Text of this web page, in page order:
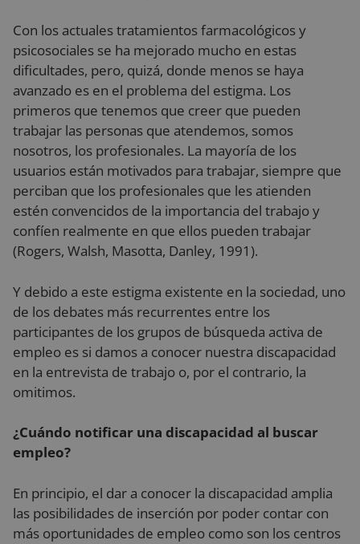
Con los actuales tratamientos farmacológicos y
psicosociales se ha mejorado mucho en estas
dificultades, pero, quizá, donde menos se haya
avanzado es en el problema del estigma. Los
primeros que tenemos que creer que pueden
trabajar las personas que atendemos, somos
nosotros, los profesionales. La mayoría de los
usuarios están motivados para trabajar, siempre que
perciban que los profesionales que les atienden
estén convencidos de la importancia del trabajo y
confíen realmente en que ellos pueden trabajar
(Rogers, Walsh, Masotta, Danley, 1991).
Y debido a este estigma existente en la sociedad, uno
de los debates más recurrentes entre los
participantes de los grupos de búsqueda activa de
empleo es si damos a conocer nuestra discapacidad
en la entrevista de trabajo o, por el contrario, la
omitimos.
¿Cuándo notificar una discapacidad al buscar
empleo?
En principio, el dar a conocer la discapacidad amplia
las posibilidades de inserción por poder contar con
más oportunidades de empleo como son los centros